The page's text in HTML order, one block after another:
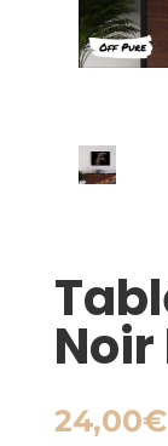
Noir
24,00€